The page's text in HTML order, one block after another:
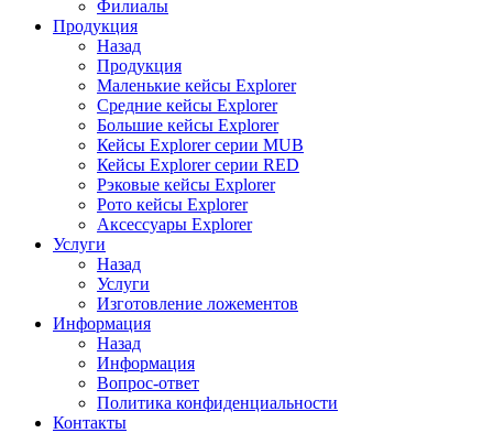
Филиалы
Продукция
Назад
Продукция
Маленькие кейсы Explorer
Средние кейсы Explorer
Большие кейсы Explorer
Кейсы Explorer серии MUB
Кейсы Explorer серии RED
Рэковые кейсы Explorer
Рото кейсы Explorer
Аксессуары Explorer
Услуги
Назад
Услуги
Изготовление ложементов
Информация
Назад
Информация
Вопрос-ответ
Политика конфиденциальности
Контакты